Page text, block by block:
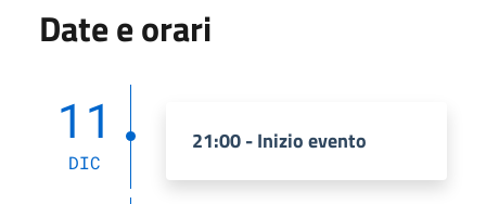
Date e orari
11
DIC
21:00 - Inizio evento